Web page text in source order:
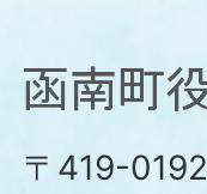
函
南
〒419-0192